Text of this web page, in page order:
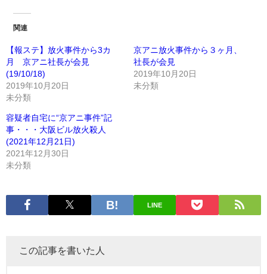
関連
【報ステ】放火事件から3カ
月 京アニ社長が会見
(19/10/18)
2019年10月20日
未分類
京アニ放火事件から３ヶ月、
社長が会見
2019年10月20日
未分類
容疑者自宅に“京アニ事件”記
事・・・大阪ビル放火殺人
(2021年12月21日)
2021年12月30日
未分類
LINE
この記事を書いた人